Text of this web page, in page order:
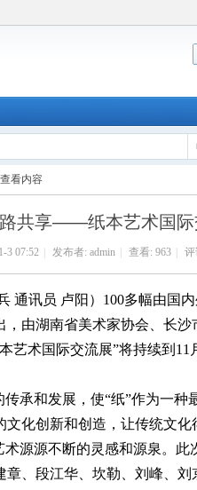
查看内容
共享——纸本艺术国际
3 07:52 发布者: admin 查看: 963 评
讯员 卢阳）100多幅由国内
，由湖南省美术家协会、长
术国际交流展”将持续到11
和发展，使“纸”作为一种
文化创新和创造，让传统文
术源源不断的灵感和源泉。
章、段江华、坎勒、刘峰、